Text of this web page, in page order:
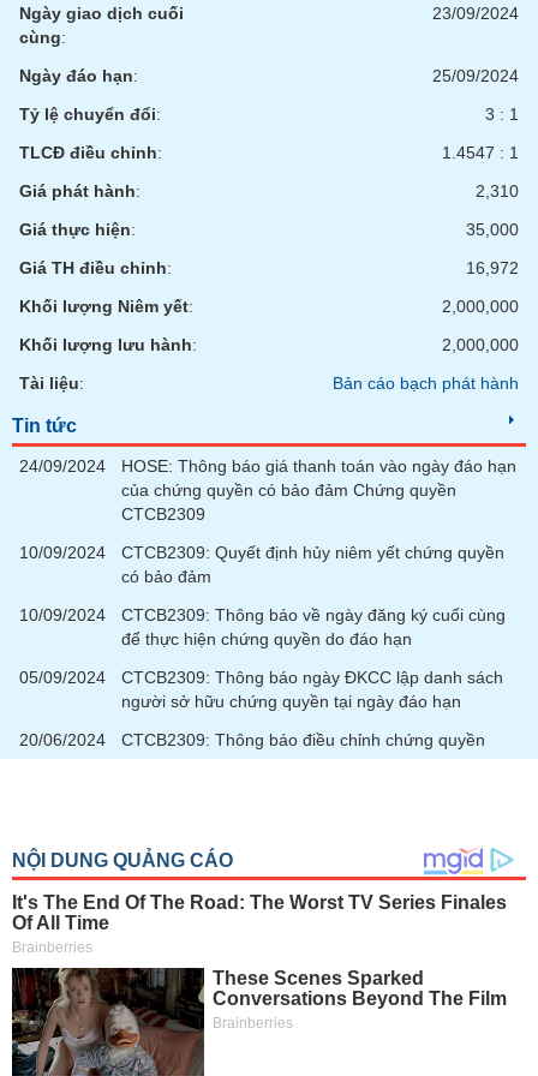
liệu
Tâm
thị
trường
Ngày giao dịch cuối
cùng:
23/09/2024
Ngày đáo hạn:
25/09/2024
Tỷ lệ chuyển đổi:
3 : 1
TLCĐ điều chỉnh:
1.4547 : 1
Giá phát hành:
2,310
Giá thực hiện:
35,000
Giá TH điều chỉnh:
16,972
Khối lượng Niêm yết:
2,000,000
Khối lượng lưu hành:
2,000,000
Tài liệu: Bản cáo bạch phát hành
Tin tức
24/09/2024
HOSE: Thông báo giá thanh toán vào ngày đáo hạn
của chứng quyền có bảo đảm Chứng quyền
CTCB2309
10/09/2024
CTCB2309: Quyết định hủy niêm yết chứng quyền
có bảo đảm
10/09/2024
CTCB2309: Thông báo về ngày đăng ký cuối cùng
để thực hiện chứng quyền do đáo hạn
05/09/2024
CTCB2309: Thông báo ngày ĐKCC lập danh sách
người sở hữu chứng quyền tại ngày đáo hạn
20/06/2024
CTCB2309: Thông báo điều chỉnh chứng quyền
DÙNG
KHÔNG
YẾU
DÙNG
THIẾT
YẾU
SÓC
CHÍNH
CÔNG
THÔNG
TIN
DỊCH